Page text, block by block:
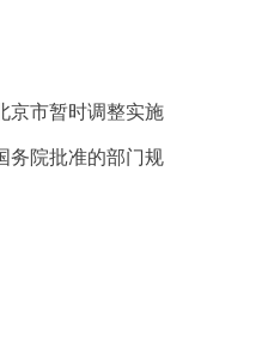
京市暂时调整实施
务院批准的部门规